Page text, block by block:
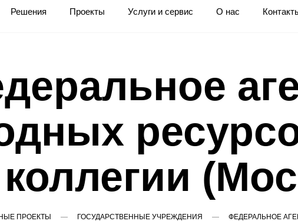
Решения Проекты Услуги и сервис О нас
коллегии
ПРОЕКТЫ ГОСУДАРСТВЕННЫЕ УЧРЕЖДЕНИЯ ФЕДЕРАЛЬНОЕ